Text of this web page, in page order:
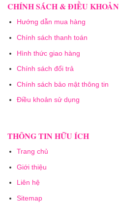
CHÍNH SÁCH & ĐIỀU KHOẢN
Hướng dẫn mua hàng
Chính sách thanh toán
Hình thức giao hàng
Chính sách đổi trả
Chính sách bảo mật thông tin
Điều khoản sử dụng
THÔNG TIN HỮU ÍCH
Trang chủ
Giới thiệu
Liên hệ
Sitemap